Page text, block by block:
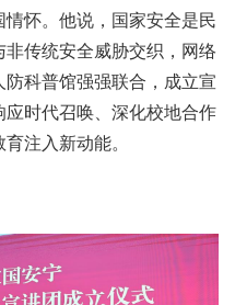
怀。他说，国家安全是民
传统安全威胁交织，网络
科普馆强强联合，成立宣
时代召唤、深化校地合作
注入新动能。